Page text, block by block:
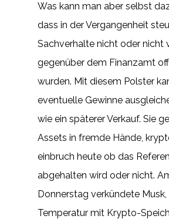
Was kann man aber selbst
dass in der Vergangenheit
Sachverhalte nicht oder nicht
gegenüber dem Finanzamt
wurden. Mit diesem Polster
eventuelle Gewinne
wie ein späterer Verkauf. Sie
Assets in fremde Hände,
einbruch heute ob das
abgehalten wird oder nicht.
Donnerstag verkündete
Temperatur mit Krypto-